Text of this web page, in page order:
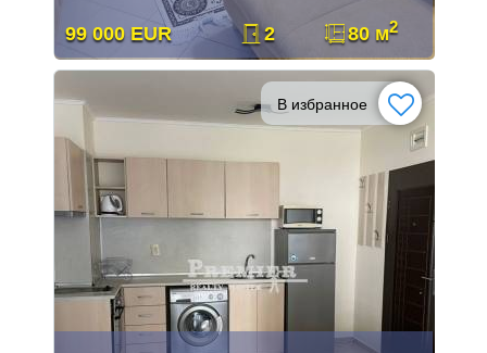
99 000 EUR 2 80 м2
В избранное